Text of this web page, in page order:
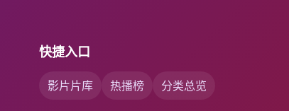
快捷入口
影片片库 热播榜 分类总览